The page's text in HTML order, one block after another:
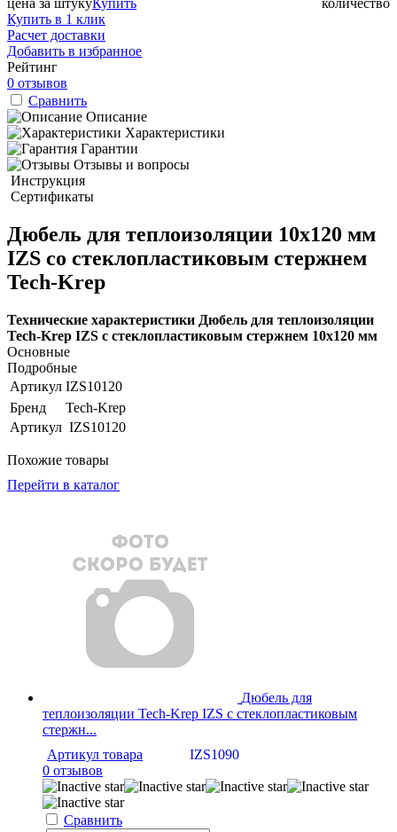
Купить в 1 клик
Расчет доставки
Добавить в избранное
Рейтинг
0 отзывов
Сравнить
Описание
Характеристики
Гарантии
Отзывы и вопросы
Инструкция
Сертификаты
Дюбель для теплоизоляции 10x120 мм
IZS со стеклопластиковым стержнем
Tech-Krep
Технические характеристики Дюбель для теплоизоляции
Tech-Krep IZS с стеклопластиковым стержнем 10x120 мм
Основные
Подробные
Артикул IZS10120
Бренд
Tech-Krep
Артикул IZS10120
Похожие товары
Перейти в каталог
Дюбель для
теплоизоляции Tech-Krep IZS с стеклопластиковым
стержн...
Артикул товара
IZS1090
0 отзывов
Сравнить